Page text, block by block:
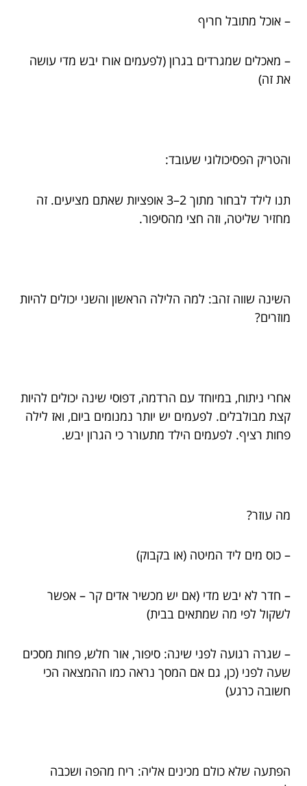
– אוכל מתובל חריף
– מאכלים שמגרדים בגרון (לפעמים אורז יבש מדי עושה
את זה)
והטריק הפסיכולוגי שעובד:
תנו לילד לבחור מתוך 2–3 אופציות שאתם מציעים. זה
מחזיר שליטה, וזה חצי מהסיפור.
השינה שווה זהב: למה הלילה הראשון והשני יכולים להיות
מוזרים?
אחרי ניתוח, במיוחד עם הרדמה, דפוסי שינה יכולים להיות
קצת מבולבלים. לפעמים יש יותר נמנומים ביום, ואז לילה
פחות רציף. לפעמים הילד מתעורר כי הגרון יבש.
מה עוזר?
– כוס מים ליד המיטה (או בקבוק)
– חדר לא יבש מדי (אם יש מכשיר אדים קר – אפשר
לשקול לפי מה שמתאים בבית)
– שגרה רגועה לפני שינה: סיפור, אור חלש, פחות מסכים
שעה לפני (כן, גם אם המסך נראה כמו ההמצאה הכי
חשובה כרגע)
הפתעה שלא כולם מכינים אליה: ריח מהפה ושכבה